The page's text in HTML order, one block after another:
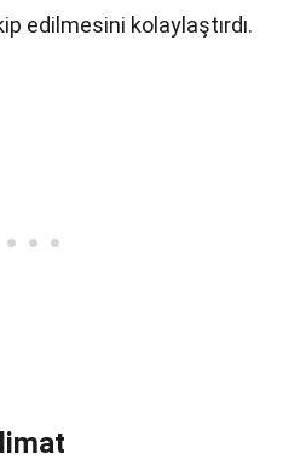
edilmesini kolaylaştırdı.